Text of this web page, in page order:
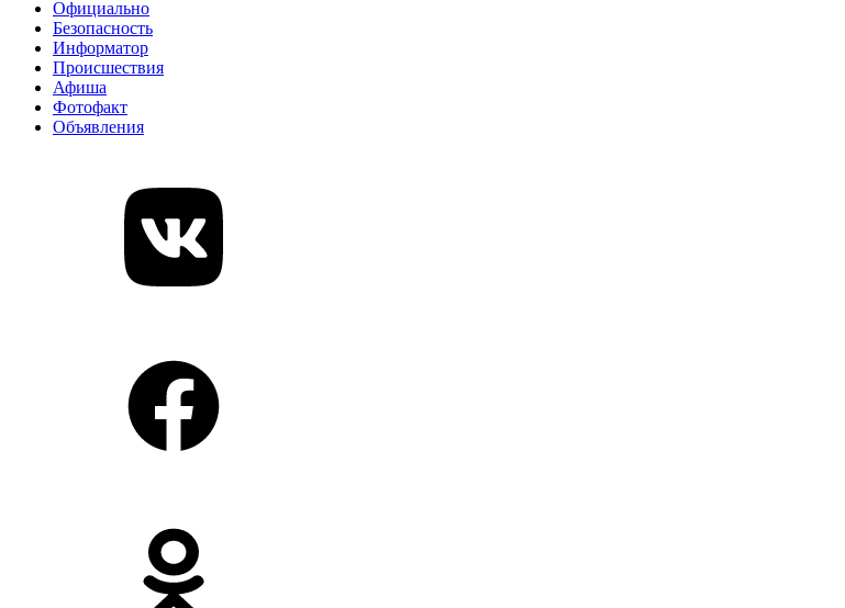
Официально
Безопасность
Информатор
Происшествия
Афиша
Фотофакт
Объявления